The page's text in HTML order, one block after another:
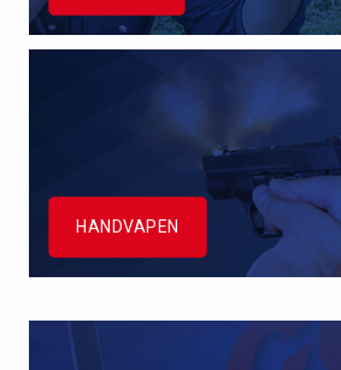
HANDVAPEN